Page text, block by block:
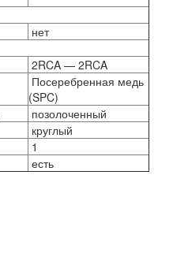
нет
2RCA — 2RCA
Посеребренная медь
(SPC)
позолоченный
круглый
1
есть